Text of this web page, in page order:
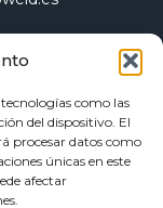
como las
del dispositivo. El
procesar datos como
únicas en este
afectar